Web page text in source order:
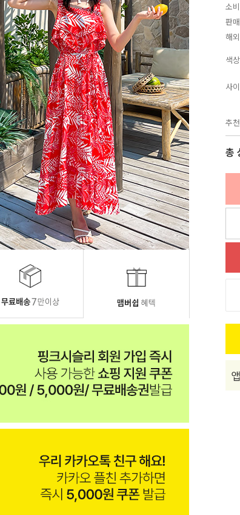
소
판
해
색상
사
추
총